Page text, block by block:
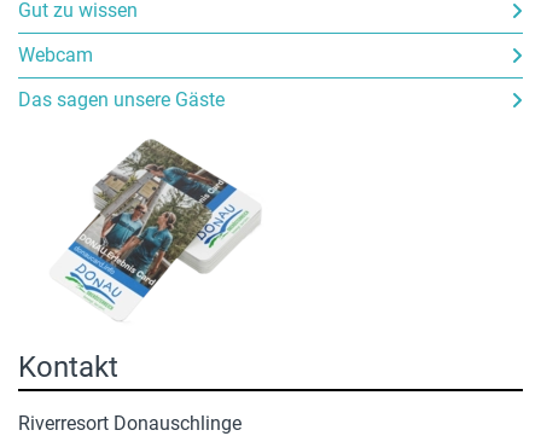
Gut zu wissen
Webcam
Das sagen unsere Gäste
Kontakt
Riverresort Donauschlinge